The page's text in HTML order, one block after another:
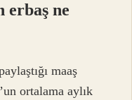
erbaş ne
maaş
ortalama aylık